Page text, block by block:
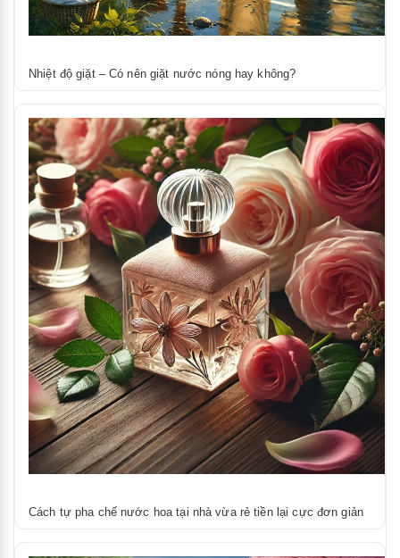
Nhiệt độ giặt – Có nên giặt nước nóng hay không?
Cách tự pha chế nước hoa tại nhà vừa rẻ tiền lại cực đơn giản